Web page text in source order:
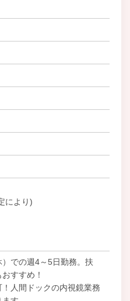
により)
）での週4～5日勤務。扶
すすめ！
人間ドックの内視鏡業務